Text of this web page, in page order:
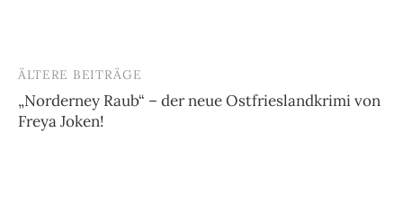
Beitragsnavigation
ÄLTERE BEITRÄGE
„Norderney Raub“ – der neue Ostfrieslandkrimi von
Freya Joken!